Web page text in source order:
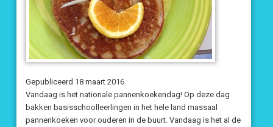
Gepubliceerd 18 maart 2016
Vandaag is het nationale pannenkoekendag! Op deze dag
bakken basisschoolleerlingen in het hele land massaal
pannenkoeken voor ouderen in de buurt. Vandaag is het al de